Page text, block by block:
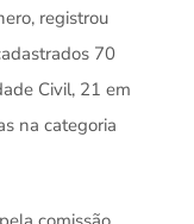
registrou
70
Civil, 21 em
na categoria